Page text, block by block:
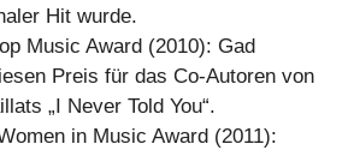
Hit wurde.
Music Award (2010): Gad
Preis für das Co-Autoren von
„I Never Told You“.
in Music Award (2011):